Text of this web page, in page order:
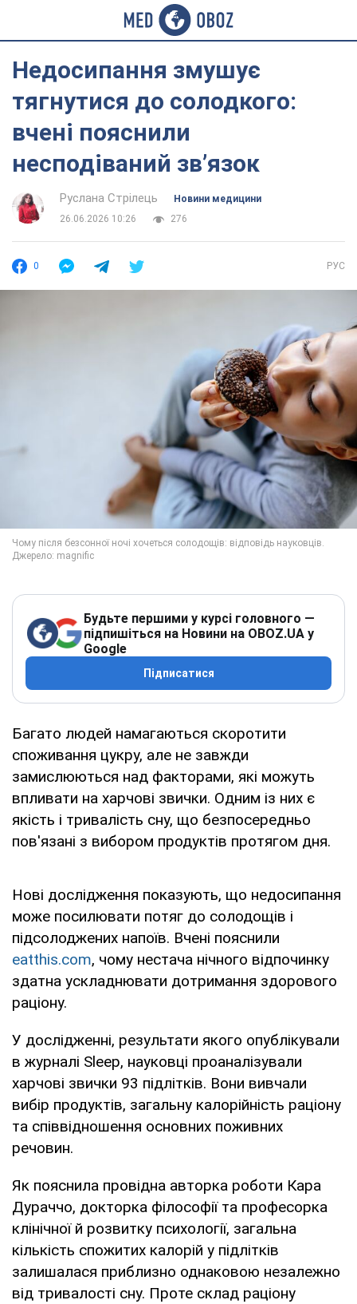
Недосипання змушує
тягнутися до солодкого:
вчені пояснили
несподіваний зв’язок
Руслана Стрілець
Новини медицини
26.06.2026 10:26
276
0 РУС
Будьте першими у курсі головного —
підпишіться на Новини на OBOZ.UA у
Google
Підписатися
Багато людей намагаються скоротити
споживання цукру, але не завжди
замислюються над факторами, які можуть
впливати на харчові звички. Одним із них є
якість і тривалість сну, що безпосередньо
пов'язані з вибором продуктів протягом дня.
Нові дослідження показують, що недосипання
може посилювати потяг до солодощів і
підсолоджених напоїв. Вчені пояснили
eatthis.com, чому нестача нічного відпочинку
здатна ускладнювати дотримання здорового
раціону.
У дослідженні, результати якого опублікували
в журналі Sleep, науковці проаналізували
харчові звички 93 підлітків. Вони вивчали
вибір продуктів, загальну калорійність раціону
та співвідношення основних поживних
речовин.
Як пояснила провідна авторка роботи Кара
Дураччо, докторка філософії та професорка
клінічної й розвитку психології, загальна
кількість спожитих калорій у підлітків
залишалася приблизно однаковою незалежно
від тривалості сну. Проте склад раціону